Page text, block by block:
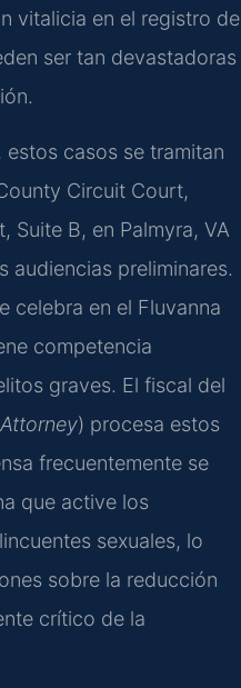
vitalicia en el registro de
ser tan devastadoras
casos se tramitan
Circuit Court,
Suite B, en Palmyra, VA
audiencias preliminares.
celebra en el Fluvanna
competencia
graves. El fiscal del
) procesa estos
frecuentemente se
que active los
sexuales, lo
sobre la reducción
crítico de la